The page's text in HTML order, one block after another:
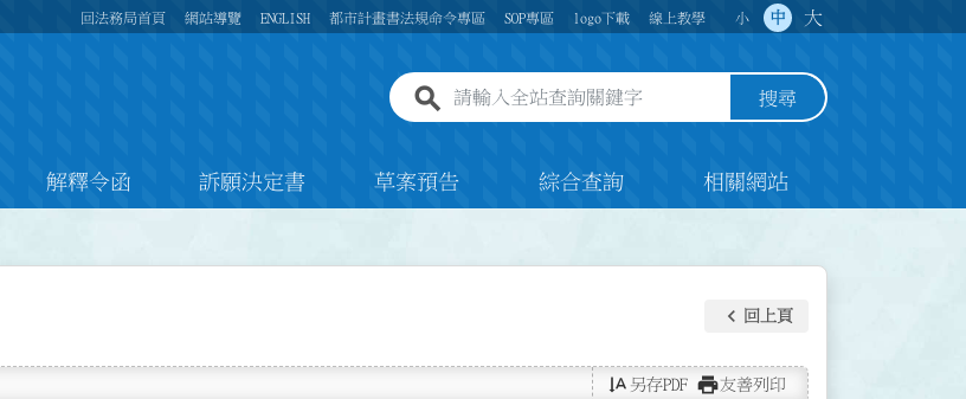
回法務局首頁 網站導覽 ENGLISH 都市計畫書法規命令專區 SOP專區 logo下載 線上教學 小 中 大
全站查詢關鍵字欄位 搜尋
解釋令函 訴願決定書 草案預告 綜合查詢 相關網站
keyboard_arrow_left 回上頁
text_rotate_vertical 另存PDF print友善列印